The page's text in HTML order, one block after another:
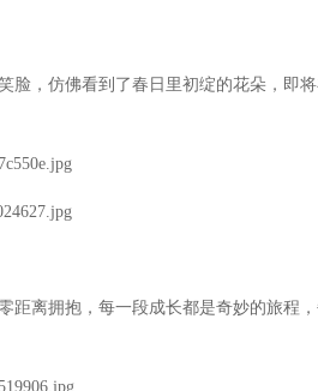
，仿佛看到了春日里初绽的花朵，即
离拥抱，每一段成长都是奇妙的旅程